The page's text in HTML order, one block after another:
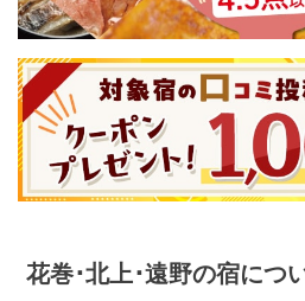
花巻･北上･遠野の宿につ